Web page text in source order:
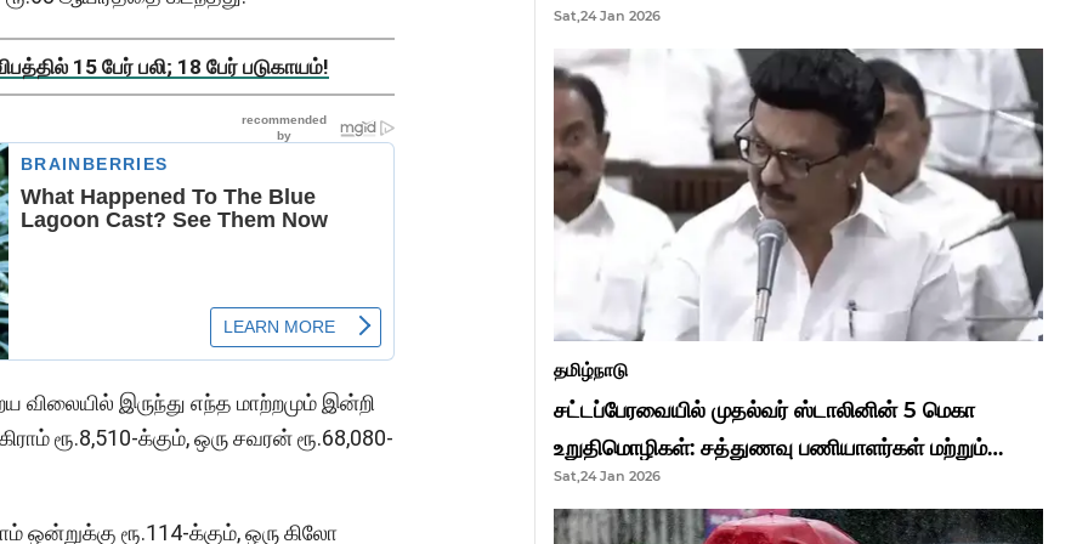
15 பேர் பலி; 18 பேர் படுகாயம்!
இருந்து எந்த மாற்றமும் இன்றி
ரூ.8,510-க்கும், ஒரு சவரன் ரூ.68,080-
ஒன்றுக்கு ரூ.114-க்கும், ஒரு கிலோ
முதல்வர் மு.க.ஸ்டாலின்..!
Sat,24 Jan 2026
தமிழ்நாடு
சட்டப்பேரவையில் முதல்வர் ஸ்டாலினின் 5 மெகா
உறுதிமொழிகள்: சத்துணவு பணியாளர்கள் மற்றும்
ஆசிரியர்களுக்கு ஜாக்பாட்!
Sat,24 Jan 2026